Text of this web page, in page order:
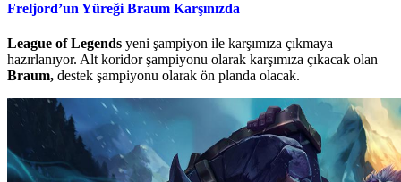
Freljord’un Yüreği Braum Karşınızda
League of Legends yeni şampiyon ile karşımıza çıkmaya
hazırlanıyor. Alt koridor şampiyonu olarak karşımıza çıkacak olan
Braum, destek şampiyonu olarak ön planda olacak.